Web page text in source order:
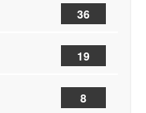
36
19
8